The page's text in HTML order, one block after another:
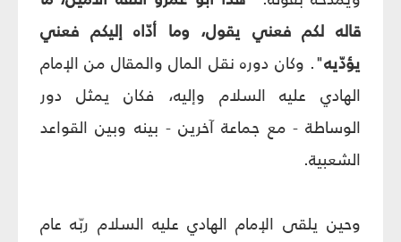
قاله لكم فعني يقول، وما أدّاه إليكم فعني
يؤدّيه". وكان دوره نقل المال والمقال من الإمام
الهادي عليه السلام وإليه، فكان يمثل دور
الوساطة - مع جماعة آخرين - بينه وبين القواعد
الشعبية.
وحين يلقى الإمام الهادي عليه السلام ربّه عام